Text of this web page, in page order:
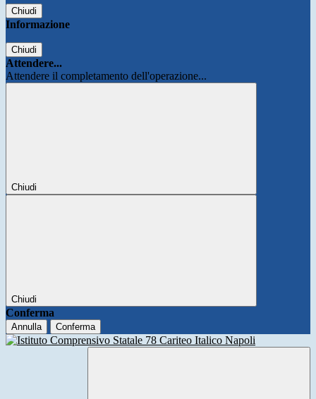
Chiudi
Informazione
Chiudi
Attendere...
Attendere il completamento dell'operazione...
Chiudi
Chiudi
Conferma
Annulla Conferma